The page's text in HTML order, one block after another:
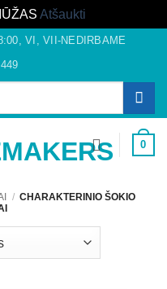
Atšaukti
VI, VII-NEDIRBAME
0
/ CHARAKTERINIO ŠOKIO